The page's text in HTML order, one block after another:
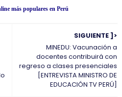
más populares en Perú
SIGUIENTE ]>
MINEDU: Vacunación a
docentes contribuirá con
regreso a clases presenciales
[ENTREVISTA MINISTRO DE
EDUCACIÓN TV PERÚ]